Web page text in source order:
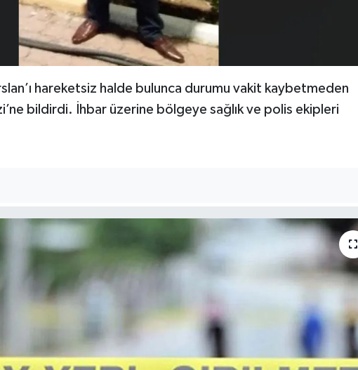
hareketsiz halde bulunca durumu vakit kaybetmeden
bildirdi. İhbar üzerine bölgeye sağlık ve polis ekipleri